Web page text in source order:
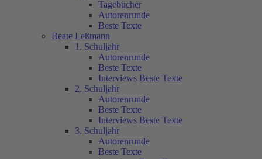
Tagebücher
Autorenrunde
Beste Texte
Beate Leßmann
1. Schuljahr
Autorenrunde
Beste Texte
Interviews Beste Texte
2. Schuljahr
Autorenrunde
Beste Texte
Interviews Beste Texte
3. Schuljahr
Autorenrunde
Beste Texte